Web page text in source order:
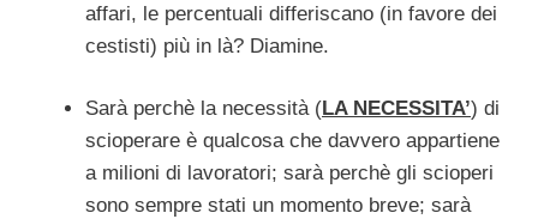
affari, le percentuali differiscano (in favore dei
cestisti) più in là? Diamine.
Sarà perchè la necessità (LA NECESSITA’) di
scioperare è qualcosa che davvero appartiene
a milioni di lavoratori; sarà perchè gli scioperi
sono sempre stati un momento breve; sarà